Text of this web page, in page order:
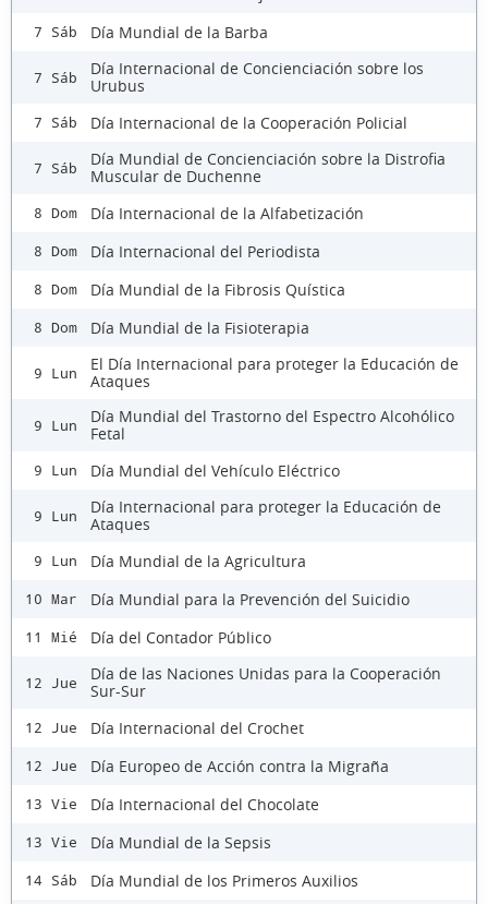
7 Sáb Día Mundial de la Barba
7 Sáb
Día Internacional de Concienciación sobre los
Urubus
7 Sáb Día Internacional de la Cooperación Policial
7 Sáb
Día Mundial de Concienciación sobre la Distrofia
Muscular de Duchenne
8 Dom Día Internacional de la Alfabetización
8 Dom Día Internacional del Periodista
8 Dom Día Mundial de la Fibrosis Quística
8 Dom Día Mundial de la Fisioterapia
9 Lun
El Día Internacional para proteger la Educación de
Ataques
9 Lun
Día Mundial del Trastorno del Espectro Alcohólico
Fetal
9 Lun Día Mundial del Vehículo Eléctrico
9 Lun
Día Internacional para proteger la Educación de
Ataques
9 Lun Día Mundial de la Agricultura
10 Mar Día Mundial para la Prevención del Suicidio
11 Mié Día del Contador Público
12 Jue
Día de las Naciones Unidas para la Cooperación
Sur-Sur
12 Jue Día Internacional del Crochet
12 Jue Día Europeo de Acción contra la Migraña
13 Vie Día Internacional del Chocolate
13 Vie Día Mundial de la Sepsis
14 Sáb Día Mundial de los Primeros Auxilios